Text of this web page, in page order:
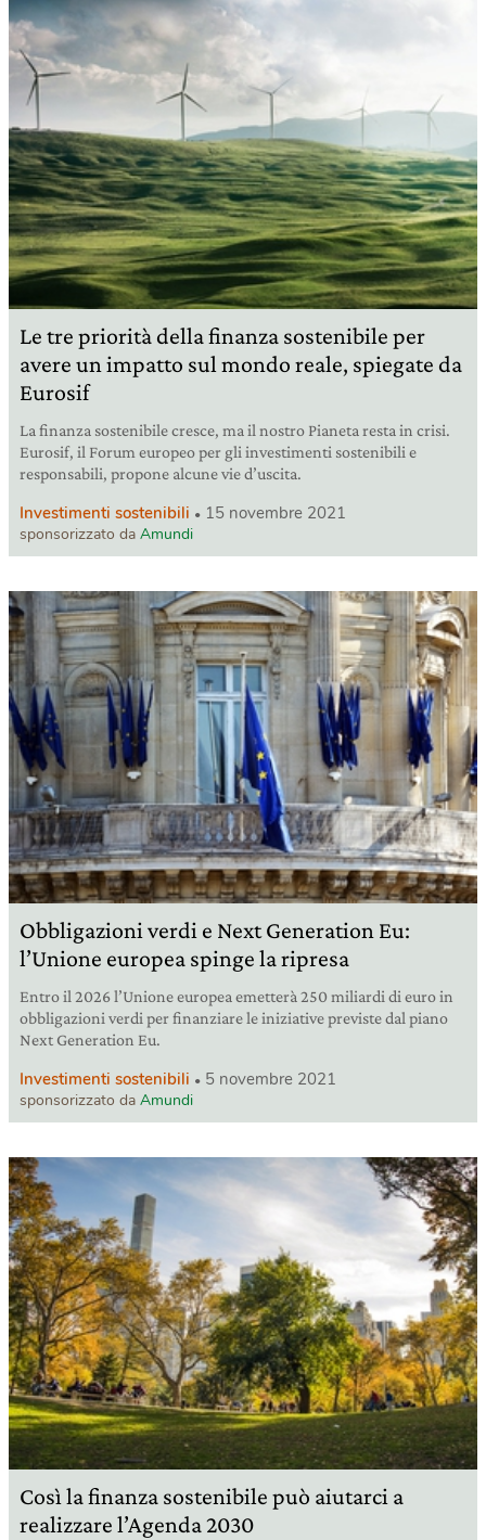
Le tre priorità della finanza sostenibile per
avere un impatto sul mondo reale, spiegate da
Eurosif
La finanza sostenibile cresce, ma il nostro Pianeta resta in crisi.
Eurosif, il Forum europeo per gli investimenti sostenibili e
responsabili, propone alcune vie d’uscita.
Investimenti sostenibili 15 novembre 2021
sponsorizzato da Amundi
Obbligazioni verdi e Next Generation Eu:
l’Unione europea spinge la ripresa
Entro il 2026 l’Unione europea emetterà 250 miliardi di euro in
obbligazioni verdi per finanziare le iniziative previste dal piano
Next Generation Eu.
Investimenti sostenibili 5 novembre 2021
sponsorizzato da Amundi
Così la finanza sostenibile può aiutarci a
realizzare l’Agenda 2030